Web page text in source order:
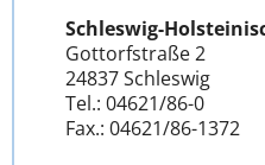
Schleswig-
Gottorfstraße 2
24837 Schleswig
Tel.: 04621/86-0
Fax.: 04621/86-1372